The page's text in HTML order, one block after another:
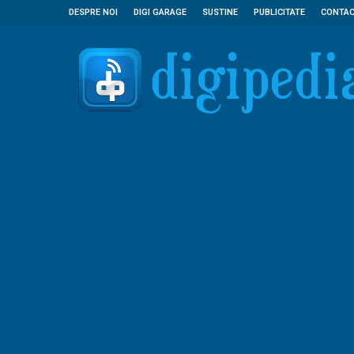
DESPRE NOI DIGI GARAGE SUSTINE PUBLICITATE